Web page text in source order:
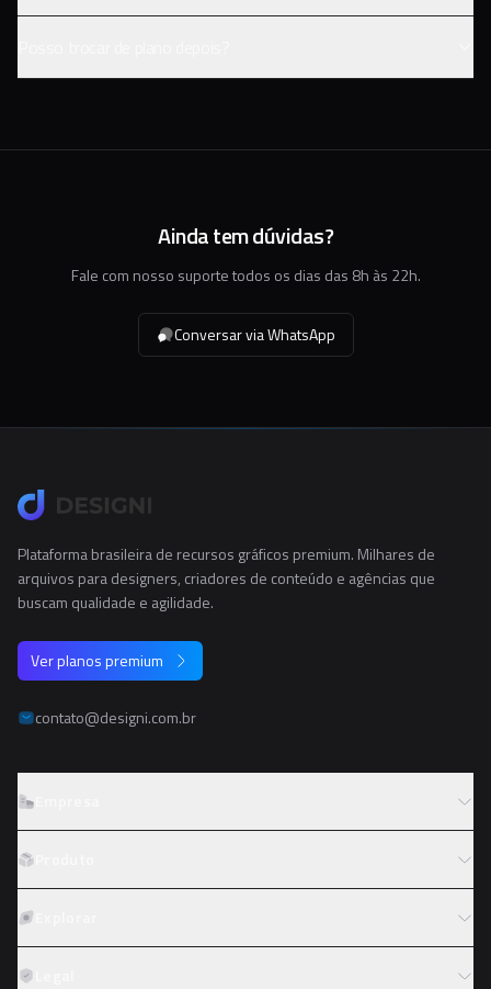
Ainda tem dúvidas?
Fale com nosso suporte todos os dias das 8h às 22h.
Conversar via WhatsApp
Plataforma brasileira de recursos gráficos premium. Milhares de
arquivos para designers, criadores de conteúdo e agências que
buscam qualidade e agilidade.
Ver planos premium
contato@designi.com.br
Trabalhe conosco
Reembolso